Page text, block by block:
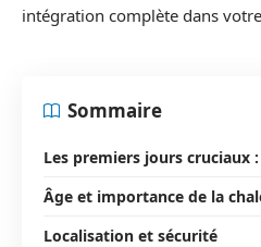
intégration complète dans
Sommaire
Les premiers jours cruciaux
Âge et importance de la
Localisation et sécurité